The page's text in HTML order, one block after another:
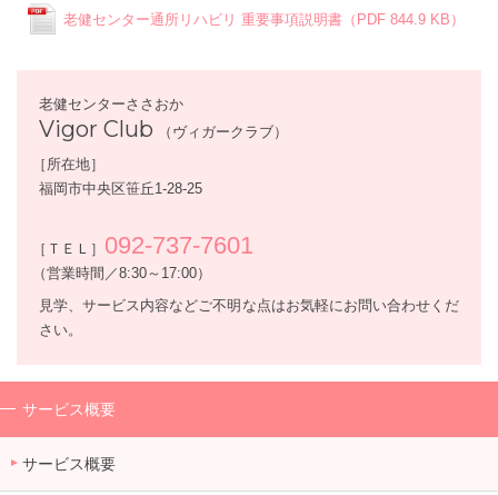
老健センター通所リハビリ 重要事項説明書（PDF 844.9 KB）
老健センターささおか
Vigor Club
（ヴィガークラブ）
［所在地］
福岡市中央区笹丘1-28-25
［ＴＥＬ］ 092-737-7601
（営業時間／8:30～17:00）
見学、サービス内容などご不明な点はお気軽にお問い合わせくだ
さい。
サービス概要
サービス概要